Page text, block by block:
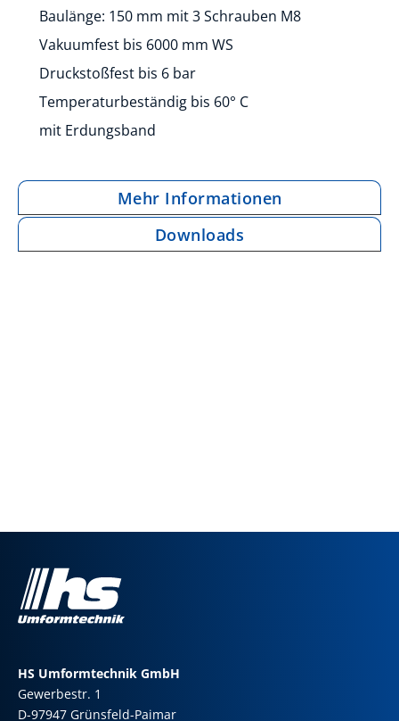
Baulänge: 150 mm mit 3 Schrauben M8
Vakuumfest bis 6000 mm WS
Druckstoßfest bis 6 bar
Temperaturbeständig bis 60° C
mit Erdungsband
Mehr Informationen
Downloads
HS Umformtechnik GmbH
Gewerbestr. 1
D-97947 Grünsfeld-Paimar